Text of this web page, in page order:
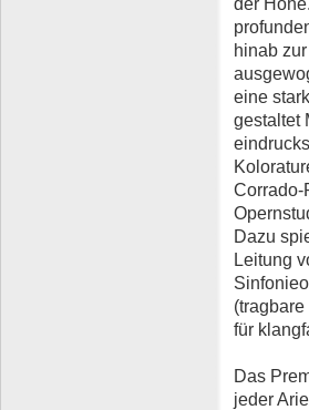
hinab
eine
gestaltet
Corrado-
Dazu
Leitung
für
Das
jeder